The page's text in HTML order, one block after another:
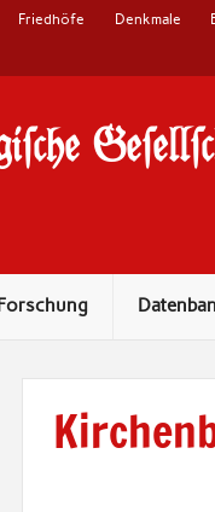
Friedhöfe Denkmale
Forschung